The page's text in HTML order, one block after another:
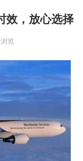
效，放心选择
览